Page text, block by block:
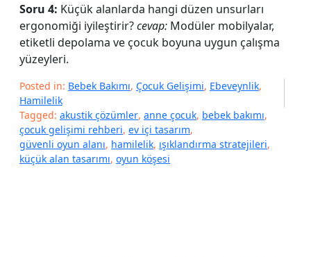
Soru 4: Küçük alanlarda hangi düzen unsurları
ergonomiği iyileştirir?cevap: Modüler mobilyalar,
etiketli depolama ve çocuk boyuna uygun çalışma
yüzeyleri.
Posted in: Bebek Bakımı, Çocuk Gelişimi, Ebeveynlik,
Hamilelik
Tagged: akustik çözümler, anne çocuk, bebek bakımı,
çocuk gelişimi rehberi, ev içi tasarım,
güvenli oyun alanı, hamilelik, ışıklandırma stratejileri,
küçük alan tasarımı, oyun köşesi